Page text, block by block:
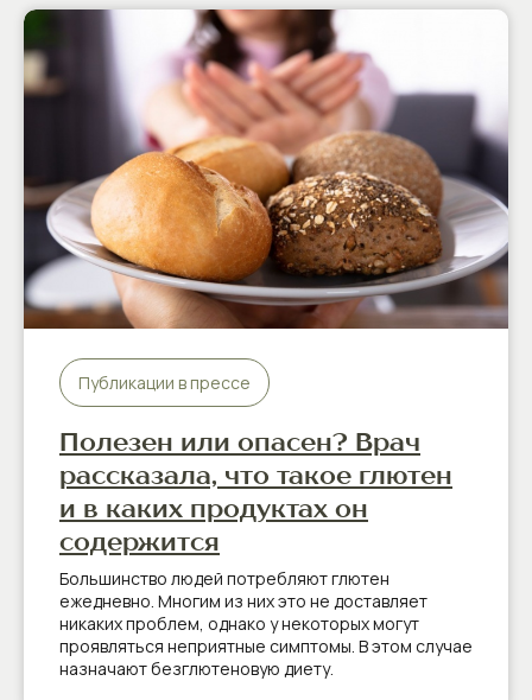
Публикации в прессе
Полезен или опасен? Врач
рассказала, что такое глютен
и в каких продуктах он
содержится
Большинство людей потребляют глютен
ежедневно. Многим из них это не доставляет
никаких проблем, однако у некоторых могут
проявляться неприятные симптомы. В этом случае
назначают безглютеновую диету.